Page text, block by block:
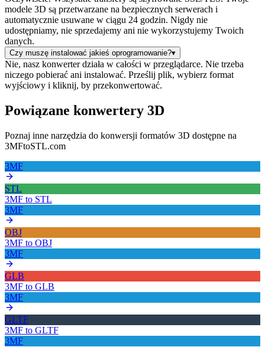
modele 3D są przetwarzane na bezpiecznych serwerach i
automatycznie usuwane w ciągu 24 godzin. Nigdy nie
udostępniamy, nie sprzedajemy ani nie wykorzystujemy Twoich
danych.
Czy muszę instalować jakieś oprogramowanie?▾
Nie, nasz konwerter działa w całości w przeglądarce. Nie trzeba
niczego pobierać ani instalować. Prześlij plik, wybierz format
wyjściowy i kliknij, by przekonwertować.
Powiązane konwertery 3D
Poznaj inne narzędzia do konwersji formatów 3D dostępne na
3MFtoSTL.com
3MF
STL
3MF to STL
3MF
OBJ
3MF to OBJ
3MF
GLB
3MF to GLB
3MF
GLTF
3MF to GLTF
3MF